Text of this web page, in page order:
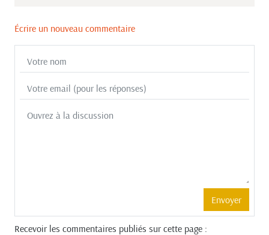
Écrire un nouveau commentaire
Recevoir les commentaires publiés sur cette page :